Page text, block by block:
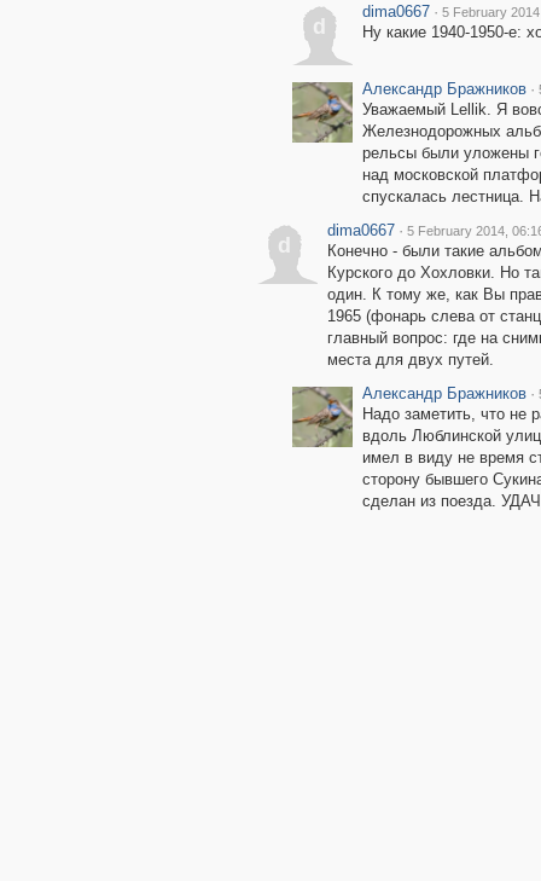
d
dima0667 · 5 February
Ну какие 1940-1950-е:
Александр Бражников ·
Уважаемый Lellik. Я
Железнодорожных
рельсы были уложены
над московской
спускалась лестница.
d
dima0667 · 5 February 2014,
Конечно - были такие
Курского до Хохловки. Но
один. К тому же, как Вы
1965 (фонарь слева от
главный вопрос: где на
места для двух путей.
Александр Бражников ·
Надо заметить, что не
вдоль Люблинской
имел в виду не время
сторону бывшего
сделан из поезда.